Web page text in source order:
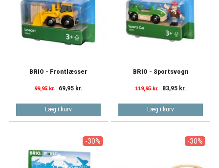
BRIO - Frontlæsser
99,95 kr. 69,95 kr.
Læg i kurv
BRIO - Sportsvogn
119,95 kr. 83,95 kr.
Læg i kurv
-30% -30%